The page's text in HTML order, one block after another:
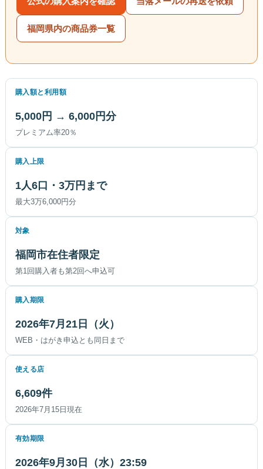
福岡県内の商品券一覧
購入額と利用額
5,000円 → 6,000円分
プレミアム率20％
購入上限
1人6口・3万円まで
最大3万6,000円分
対象
福岡市在住者限定
第1回購入者も第2回へ申込可
購入期限
2026年7月21日（火）
WEB・はがき申込とも同日まで
使える店
6,609件
2026年7月15日現在
有効期限
2026年9月30日（水）23:59